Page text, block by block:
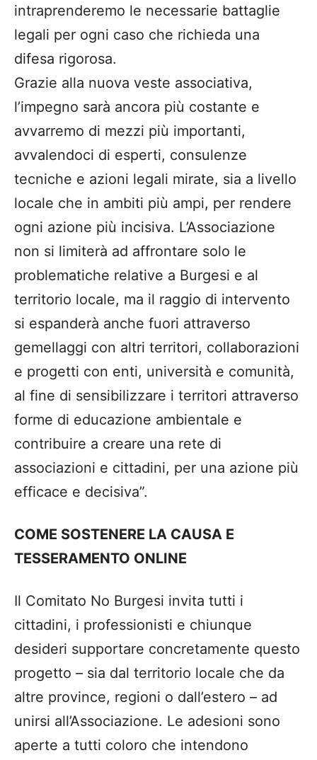
intraprenderemo le necessarie battaglie
legali per ogni caso che richieda una
difesa rigorosa.
​Grazie alla nuova veste associativa,
l’impegno sarà ancora più costante e
avvarremo di mezzi più importanti,
avvalendoci di esperti, consulenze
tecniche e azioni legali mirate, sia a livello
locale che in ambiti più ampi, per rendere
ogni azione più incisiva. L’Associazione
non si limiterà ad affrontare solo le
problematiche relative a Burgesi e al
territorio locale, ma il raggio di intervento
si espanderà anche fuori attraverso
gemellaggi con altri territori, collaborazioni
e progetti con enti, università e comunità,
al fine di sensibilizzare i territori attraverso
forme di educazione ambientale e
contribuire a creare una rete di
associazioni e cittadini, per una azione più
efficace e decisiva”.
​COME SOSTENERE LA CAUSA E
TESSERAMENTO ONLINE
​Il Comitato No Burgesi invita tutti i
cittadini, i professionisti e chiunque
desideri supportare concretamente questo
progetto – sia dal territorio locale che da
altre province, regioni o dall’estero – ad
unirsi all’Associazione. Le adesioni sono
aperte a tutti coloro che intendono